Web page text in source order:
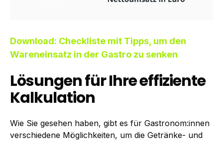
Download: Checkliste mit Tipps, um den
Wareneinsatz in der Gastro zu senken
Lösungen für Ihre effiziente
Kalkulation
Wie Sie gesehen haben, gibt es für Gastronom:innen
verschiedene Möglichkeiten, um die Getränke- und